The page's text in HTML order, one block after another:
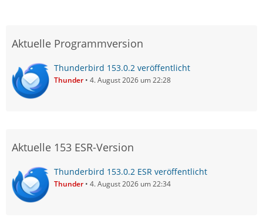
Aktuelle Programmversion
Thunderbird 153.0.2 veröffentlicht
Thunder 4. August 2026 um 22:28
Aktuelle 153 ESR-Version
Thunderbird 153.0.2 ESR veröffentlicht
Thunder 4. August 2026 um 22:34